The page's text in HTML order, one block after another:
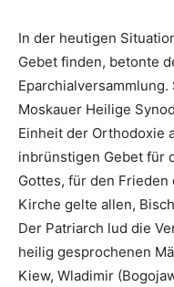
In der heutigen
Gebet finden, betonte
Moskauer Heilige
Einheit der Orthodoxie
inbrünstigen Gebet für
Gottes, für den
Kirche gelte allen,
Der Patriarch lud die
heilig gesprochenen
Kiew, Wladimir